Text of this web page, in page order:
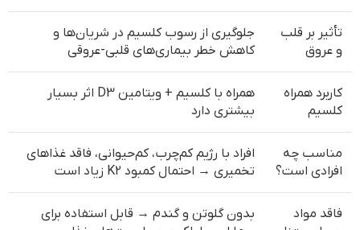
تأثیر بر قلب
و عروق
جلوگیری از رسوب کلسیم در شریان‌ها و
کاهش خطر بیماری‌های قلبی-عروقی
کاربرد همراه
کلسیم
همراه با کلسیم + ویتامین D3 اثر بسیار
بیشتری دارد
مناسب چه
افرادی است؟
افراد با رژیم کم‌چرب، کم‌حیوانی، فاقد غذاهای
تخمیری → احتمال کمبود K2 زیاد است
فاقد مواد
بدون گلوتن و گندم → قابل استفاده برای